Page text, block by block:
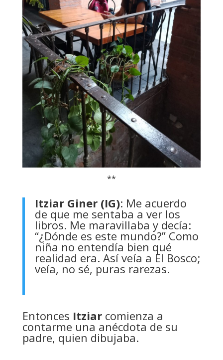
**
Itziar Giner (IG): Me acuerdo
de que me sentaba a ver los
libros. Me maravillaba y decía:
“¿Dónde es este mundo?” Como
niña no entendía bien qué
realidad era. Así veía a El Bosco;
veía, no sé, puras rarezas.
Entonces Itziarcomienza a
contarme una anécdota de su
padre, quien dibujaba.